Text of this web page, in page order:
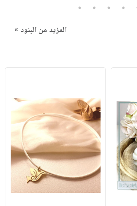
2
3
4
5
المزيد من البنود »